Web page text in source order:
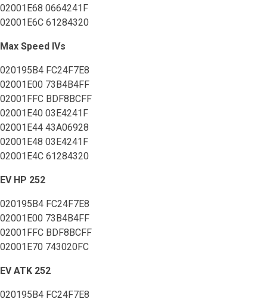
02001E68 0664241F
02001E6C 61284320
Max Speed IVs
020195B4 FC24F7E8
02001E00 73B4B4FF
02001FFC BDF8BCFF
02001E40 03E4241F
02001E44 43A06928
02001E48 03E4241F
02001E4C 61284320
EV HP 252
020195B4 FC24F7E8
02001E00 73B4B4FF
02001FFC BDF8BCFF
02001E70 743020FC
EV ATK 252
020195B4 FC24F7E8